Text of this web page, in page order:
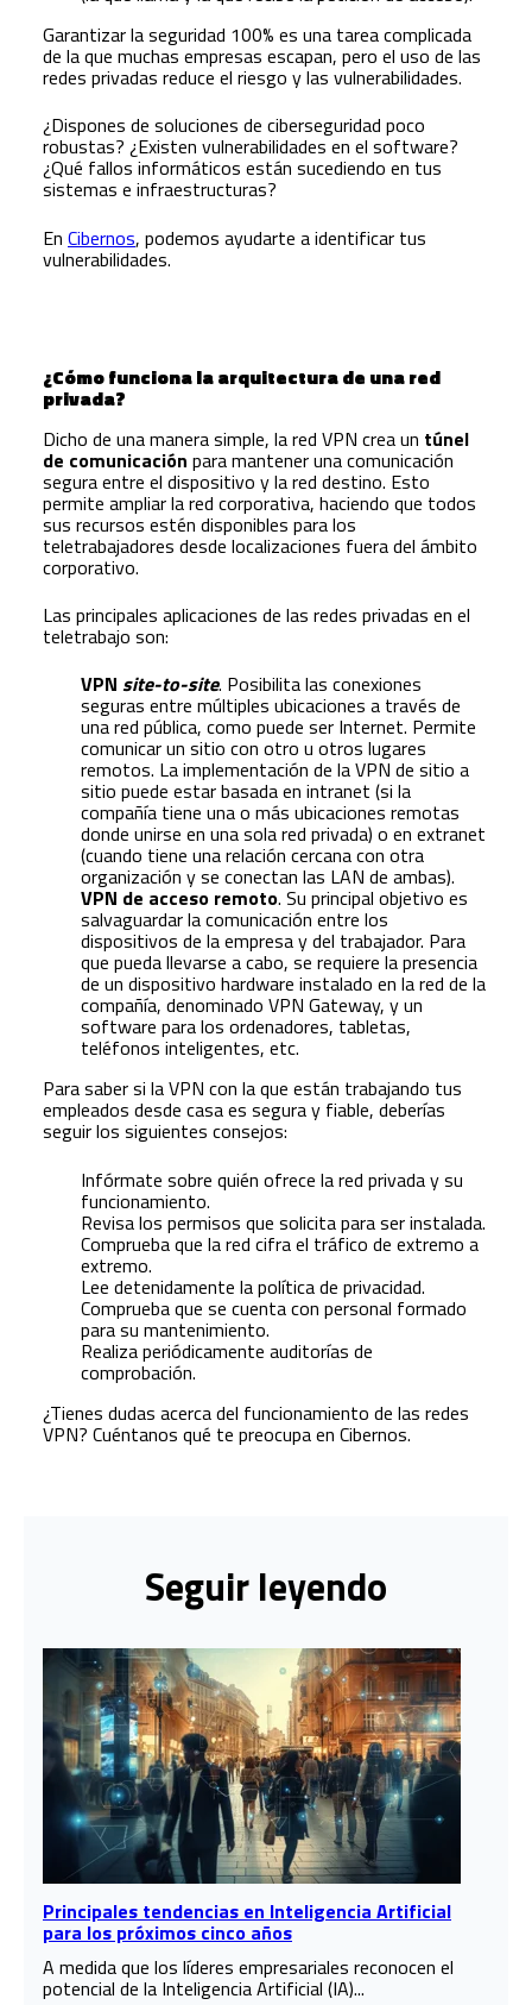
Garantizar la seguridad 100% es una tarea complicada
de la que muchas empresas escapan, pero el uso de las
redes privadas reduce el riesgo y las vulnerabilidades.
¿Dispones de soluciones de ciberseguridad poco
robustas? ¿Existen vulnerabilidades en el software?
¿Qué fallos informáticos están sucediendo en tus
sistemas e infraestructuras?
En Cibernos, podemos ayudarte a identificar tus
vulnerabilidades.
¿Cómo funciona la arquitectura de una red
privada?
Dicho de una manera simple, la red VPN crea un túnel
de comunicación para mantener una comunicación
segura entre el dispositivo y la red destino. Esto
permite ampliar la red corporativa, haciendo que todos
sus recursos estén disponibles para los
teletrabajadores desde localizaciones fuera del ámbito
corporativo.
Las principales aplicaciones de las redes privadas en el
teletrabajo son:
VPN site-to-site. Posibilita las conexiones
seguras entre múltiples ubicaciones a través de
una red pública, como puede ser Internet. Permite
comunicar un sitio con otro u otros lugares
remotos. La implementación de la VPN de sitio a
sitio puede estar basada en intranet (si la
compañía tiene una o más ubicaciones remotas
donde unirse en una sola red privada) o en extranet
(cuando tiene una relación cercana con otra
organización y se conectan las LAN de ambas).
VPN de acceso remoto. Su principal objetivo es
salvaguardar la comunicación entre los
dispositivos de la empresa y del trabajador. Para
que pueda llevarse a cabo, se requiere la presencia
de un dispositivo hardware instalado en la red de la
compañía, denominado VPN Gateway, y un
software para los ordenadores, tabletas,
teléfonos inteligentes, etc.
Para saber si la VPN con la que están trabajando tus
empleados desde casa es segura y fiable, deberías
seguir los siguientes consejos:
Infórmate sobre quién ofrece la red privada y su
funcionamiento.
Revisa los permisos que solicita para ser instalada.
Comprueba que la red cifra el tráfico de extremo a
extremo.
Lee detenidamente la política de privacidad.
Comprueba que se cuenta con personal formado
para su mantenimiento.
Realiza periódicamente auditorías de
comprobación.
¿Tienes dudas acerca del funcionamiento de las redes
VPN? Cuéntanos qué te preocupa en Cibernos.
Seguir leyendo
Principales tendencias en Inteligencia Artificial
para los próximos cinco años
A medida que los líderes empresariales reconocen el
potencial de la Inteligencia Artificial (IA)...